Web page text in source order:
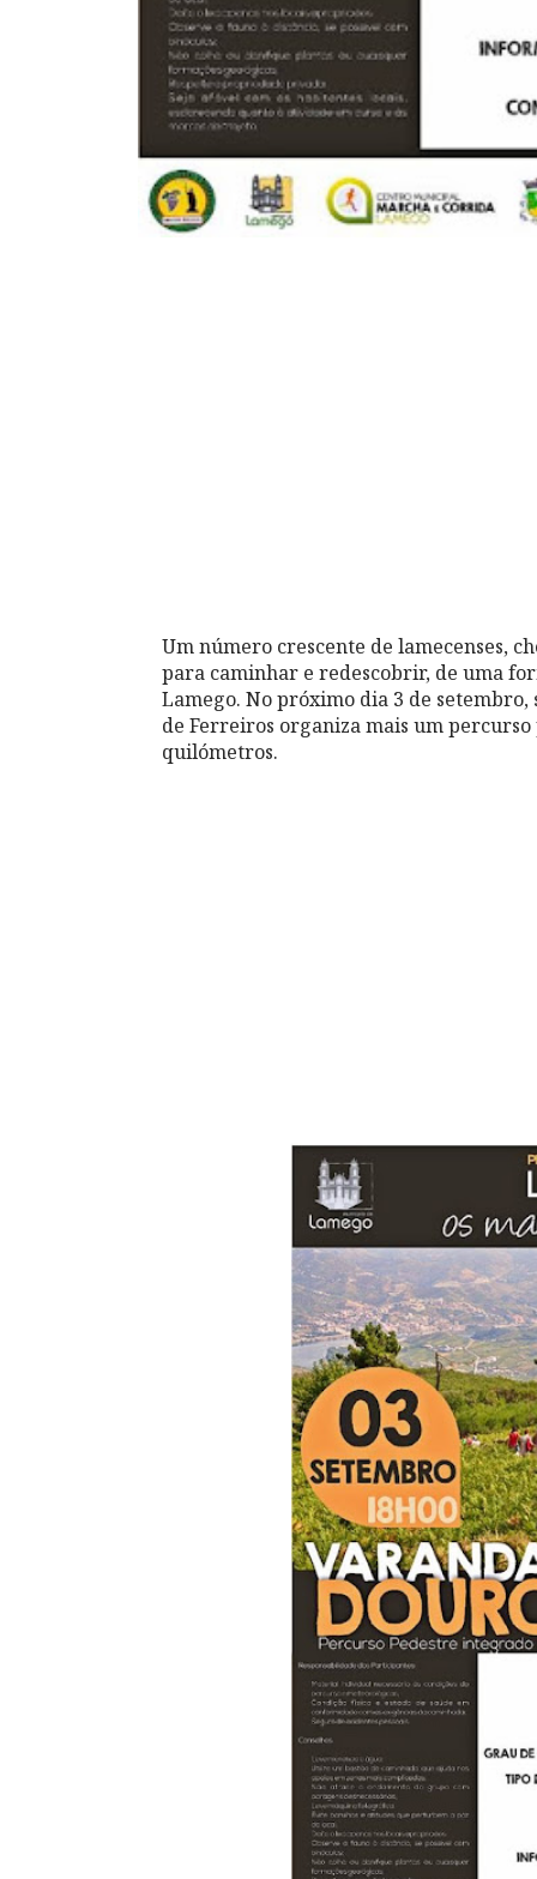
Um número crescente de lamecenses,
para caminhar e redescobrir, de uma
Lamego. No próximo dia 3 de setembro,
de Ferreiros organiza mais um
quilómetros.